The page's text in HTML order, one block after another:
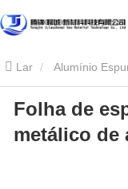
Lar Alumínio
fechada Folha de
Folha de
metálico de